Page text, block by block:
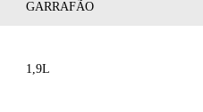
GARRAFÃO
1,9L